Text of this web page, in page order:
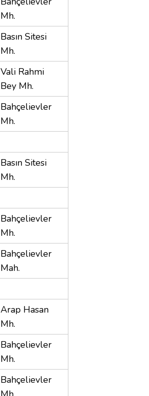
Mh.
Basın Sitesi
Mh.
Vali Rahmi
Bey Mh.
Bahçelievler
Mh.
Basın Sitesi
Mh.
Bahçelievler
Mh.
Bahçelievler
Mah.
Arap Hasan
Mh.
Bahçelievler
Mh.
Bahçelievler